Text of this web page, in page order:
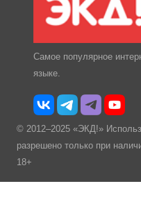
Самое популярное
языке.
© 2012–2025 «ЭКД!»
разрешено только при
18+